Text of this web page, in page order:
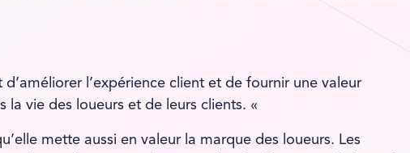
l’expérience client et de fournir une valeur
vie des loueurs et de leurs clients. «
mette aussi en valeur la marque des loueurs. Les